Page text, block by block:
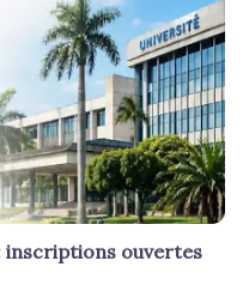
inscriptions ouvertes